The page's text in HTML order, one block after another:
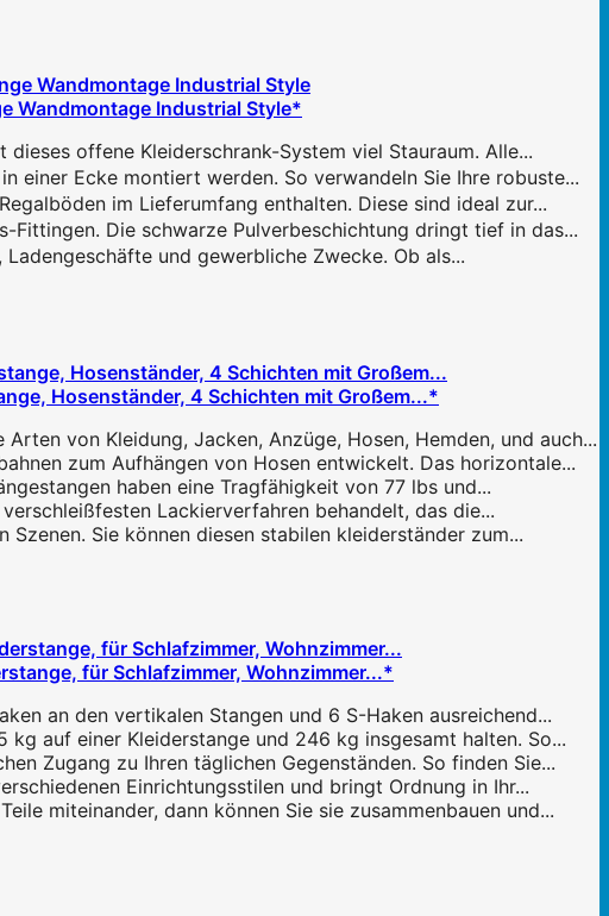
Wandmontage Industrial Style*
offene Kleiderschrank-System viel Stauraum. Alle...
einer Ecke montiert werden. So verwandeln Sie Ihre robuste...
im Lieferumfang enthalten. Diese sind ideal zur...
Fittingen. Die schwarze Pulverbeschichtung dringt tief in das...
und gewerbliche Zwecke. Ob als...
Hosenständer, 4 Schichten mit Großem...*
von Kleidung, Jacken, Anzüge, Hosen, Hemden, und auch...
zum Aufhängen von Hosen entwickelt. Das horizontale...
haben eine Tragfähigkeit von 77 lbs und...
Lackierverfahren behandelt, das die...
Sie können diesen stabilen kleiderständer zum...
für Schlafzimmer, Wohnzimmer...*
an den vertikalen Stangen und 6 S-Haken ausreichend...
auf einer Kleiderstange und 246 kg insgesamt halten. So...
Zugang zu Ihren täglichen Gegenständen. So finden Sie...
Einrichtungsstilen und bringt Ordnung in Ihr...
miteinander, dann können Sie sie zusammenbauen und...